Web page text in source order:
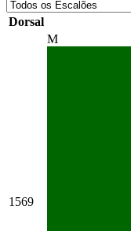
Dorsal
1569
M